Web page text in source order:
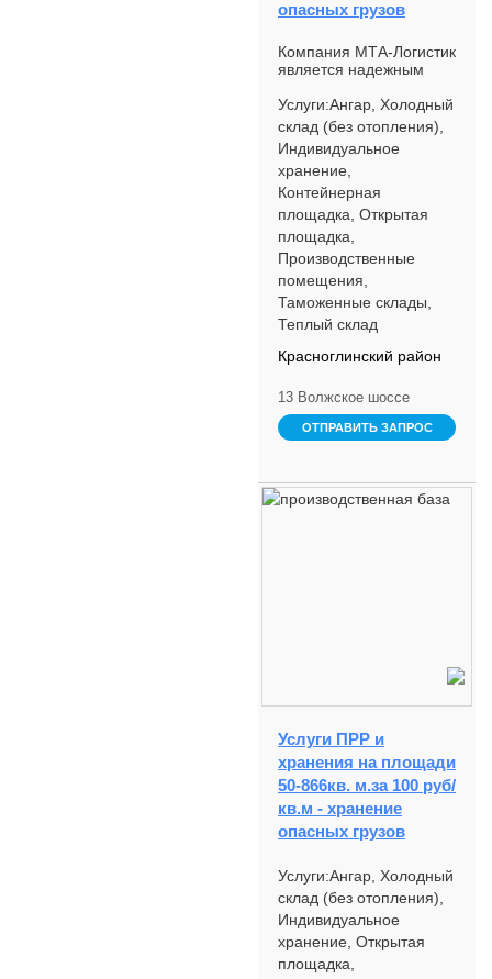
опасных грузов
Компания МТА-Логистик
является надежным
оказания логистических
услуг более 10 лет. За
время своей деят...
Услуги:Ангар, Холодный
склад (без отопления),
Индивидуальное
хранение,
Контейнерная
площадка, Открытая
площадка,
Производственные
помещения,
Таможенные склады,
Теплый склад
Красноглинский район
13 Волжское шоссе
ОТПРАВИТЬ ЗАПРОС
Услуги ПРР и
хранения на площади
50-866кв. м.за 100 руб/
кв.м - хранение
опасных грузов
Услуги:Ангар, Холодный
склад (без отопления),
Индивидуальное
хранение, Открытая
площадка,